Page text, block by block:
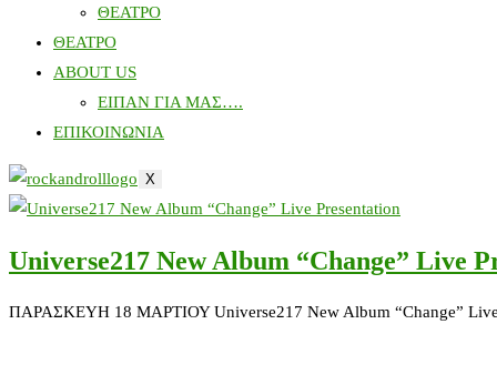
ΘΕΑΤΡΟ
ΘΕΑΤΡΟ
ABOUT US
ΕΙΠΑΝ ΓΙΑ ΜΑΣ….
ΕΠΙΚΟΙΝΩΝΙΑ
X
Universe217 New Album “Change” Live
ΠΑΡΑΣΚΕΥΗ 18 ΜΑΡΤΙΟΥ Universe217 New Album “Change” Live